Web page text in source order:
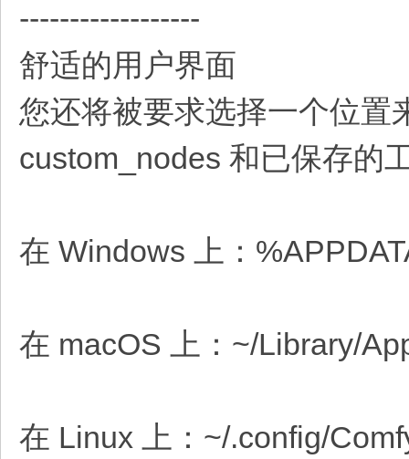
------------------
舒适的用户界面
您还将被要求选择一个位置
custom_nodes 和已保存的
在 Windows 上：
在 macOS 上：~/Library/
在 Linux 上：~/.config/